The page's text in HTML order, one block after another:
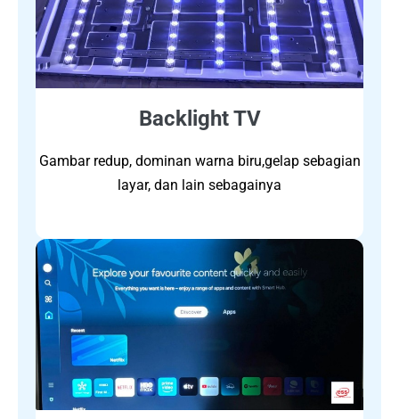
Backlight TV
Gambar redup, dominan warna biru,gelap sebagian
layar, dan lain sebagainya